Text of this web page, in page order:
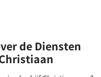
de Diensten